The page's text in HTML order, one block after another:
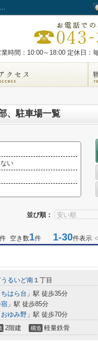
市原市うるいど南の賃貸、店舗、事務所、土地(賃貸)、住宅以外建物全部、駐車場一覧｜ネイティブ・トラスト
業時間：10:00～18:00 定休日：
、駐車場一覧
い
並び順：
件 空き数1件 1-30件表示
うるいど南 １丁目
ちはら台 」駅 徒歩35分
宿 」駅 徒歩85分
おゆみ野 」駅 徒歩70分
2階建 構造 軽量鉄骨